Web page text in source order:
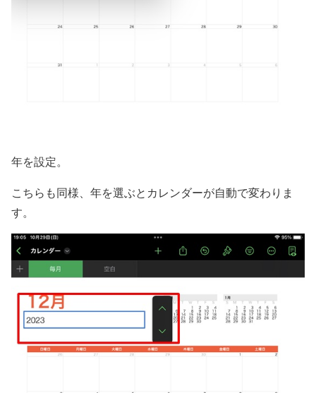
年を設定。
こちらも同様、年を選ぶとカレンダーが自動で変わりま
す。